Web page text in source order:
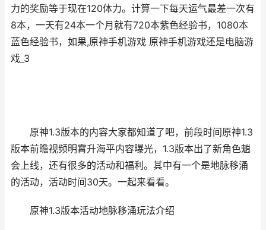
力的奖励等于现在120体力。计算一下每天运气最差一次有
8本，一天有24本一个月就有720本紫色经验书，1080本
蓝色经验书，如果,原神手机游戏 原神手机游戏还是电脑游
戏_3
原神1.3版本的内容大家都知道了吧，前段时间原神1.3
版本前瞻视频明霄升海平内容曝光，1.3版本出了新角色魈
会上线，还有很多的活动和福利。其中有一个是地脉移涌
的活动，活动时间30天。一起来看看。
原神1.3版本活动地脉移涌玩法介绍